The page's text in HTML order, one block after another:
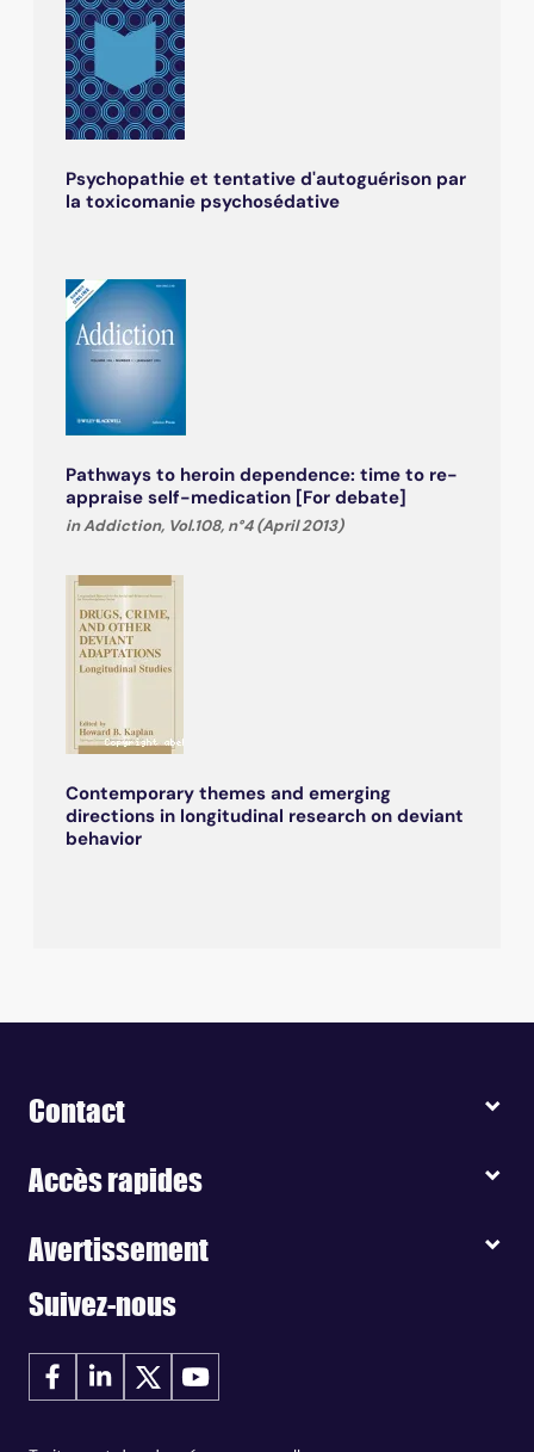
Psychopathie et tentative d'autoguérison par
la toxicomanie psychosédative
Pathways to heroin dependence: time to re-
appraise self-medication [For debate]
in Addiction, Vol.108, n°4 (April 2013)
Contemporary themes and emerging
directions in longitudinal research on deviant
behavior
Contact
Accès rapides
Avertissement
Suivez-nous